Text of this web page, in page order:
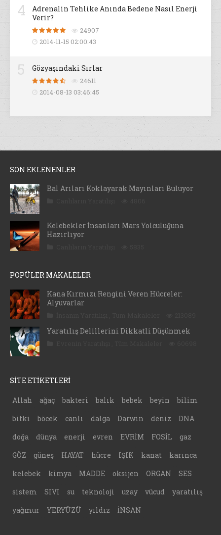
4
Adrenalin Tehlike Anında Bedene Nasıl Enerji
Verir?
24907
2014-11-15 02:00:43
Gözyaşındaki Sırlar
24611
2014-08-13 03:46:45
SON EKLENENLER
Bal Arıları Koklayarak Mayınları Buluyor
Kelebekler İnsanları Mars Yolculuğuna
Hazırlıyor
POPÜLER MAKALELER
Kana Kırmızı Rengini Veren Hücreler:
Alyuvarlar
Yaratılış Delillerini Dikkatli Düşünmek
SİTE ETİKETLERİ
Allah ağaç bakteri balık bebek beyin
bilim
bitki
böcek canlı dalga Darwin deniz
DNA
doğa
dünya enerji evren EVRİM FOSİL
gaz
GÖZ
güneş HAYAT hücre IŞIK kanat
karınca
kelebek
kimya MADDE oksijen ORGAN
SES
sistem
SIVI su teknoloji uzay vücud
yaratılış
yağmur
YERYÜZÜ yıldız İNSAN